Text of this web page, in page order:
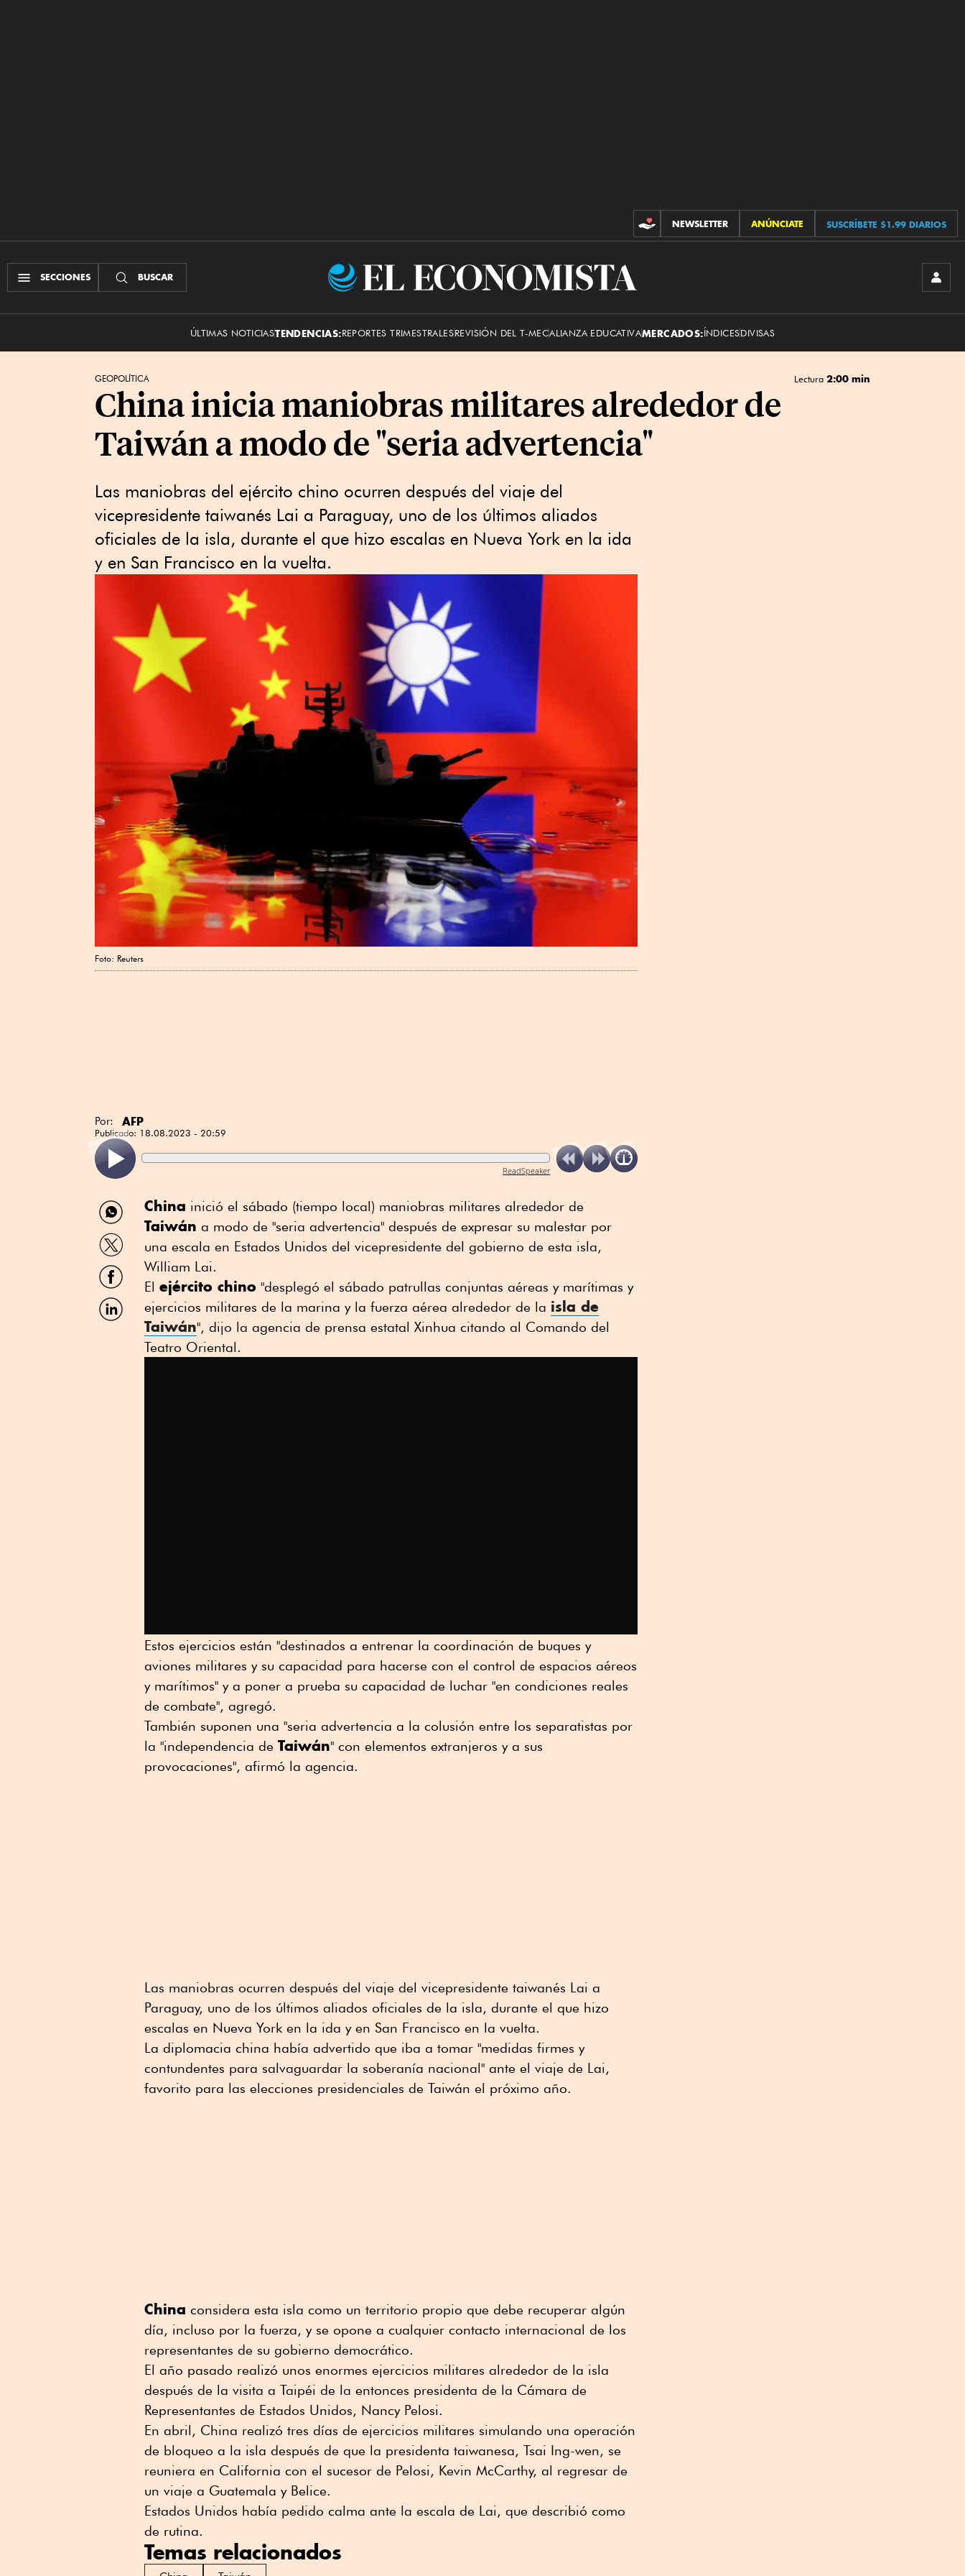
CONTRIBUCIONES
NEWSLETTER ANÚNCIATE SUSCRÍBETE $1.99 DIARIOS
SECCIONES BUSCAR
El
ÚLTIMAS NOTICIASTENDENCIAS:REPORTES TRIMESTRALESREVISIÓN DEL T-MECALIANZA EDUCATIVAMERCADOS:ÍNDICESDIVISAS
GEOPOLÍTICA Lectura 2:00 min
China inicia maniobras militares alrededor de
Taiwán a modo de "seria advertencia"
Las maniobras del ejército chino ocurren después del viaje del
vicepresidente taiwanés Lai a Paraguay, uno de los últimos aliados
oficiales de la isla, durante el que hizo escalas en Nueva York en la ida
y en San Francisco en la vuelta.
Foto: Reuters
Por: AFP
Publicado: 18.08.2023 - 20:59
ReadSpeaker
Compartir
por
WhatsApp
Compartir
por
Twitter
Compartir
por
Facebook
Compartir
por
China inició el sábado (tiempo local) maniobras militares alrededor de
Taiwán a modo de "seria advertencia" después de expresar su malestar por
una escala en Estados Unidos del vicepresidente del gobierno de esta isla,
William Lai.
El ejército chino "desplegó el sábado patrullas conjuntas aéreas y marítimas y
ejercicios militares de la marina y la fuerza aérea alrededor de la isla de
Taiwán", dijo la agencia de prensa estatal Xinhua citando al Comando del
Teatro Oriental.
Estos ejercicios están "destinados a entrenar la coordinación de buques y
aviones militares y su capacidad para hacerse con el control de espacios aéreos
y marítimos" y a poner a prueba su capacidad de luchar "en condiciones reales
de combate", agregó.
También suponen una "seria advertencia a la colusión entre los separatistas por
la "independencia de Taiwán" con elementos extranjeros y a sus
provocaciones", afirmó la agencia.
Las maniobras ocurren después del viaje del vicepresidente taiwanés Lai a
Paraguay, uno de los últimos aliados oficiales de la isla, durante el que hizo
escalas en Nueva York en la ida y en San Francisco en la vuelta.
La diplomacia china había advertido que iba a tomar "medidas firmes y
contundentes para salvaguardar la soberanía nacional" ante el viaje de Lai,
favorito para las elecciones presidenciales de Taiwán el próximo año.
China considera esta isla como un territorio propio que debe recuperar algún
día, incluso por la fuerza, y se opone a cualquier contacto internacional de los
representantes de su gobierno democrático.
El año pasado realizó unos enormes ejercicios militares alrededor de la isla
después de la visita a Taipéi de la entonces presidenta de la Cámara de
Representantes de Estados Unidos, Nancy Pelosi.
En abril, China realizó tres días de ejercicios militares simulando una operación
de bloqueo a la isla después de que la presidenta taiwanesa, Tsai Ing-wen, se
reuniera en California con el sucesor de Pelosi, Kevin McCarthy, al regresar de
un viaje a Guatemala y Belice.
Estados Unidos había pedido calma ante la escala de Lai, que describió como
de rutina.
Temas relacionados